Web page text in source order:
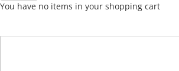
You have no items in your shopping cart